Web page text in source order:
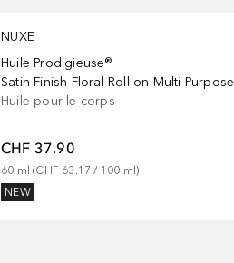
NUXE
Huile Prodigieuse®
Satin Finish Floral Roll-on Multi-Purpose
Huile pour le corps
CHF 37.90
60 ml (CHF 63.17 / 100 ml)
NEW